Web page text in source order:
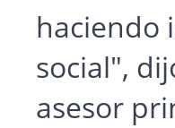
haciendo
social",
asesor